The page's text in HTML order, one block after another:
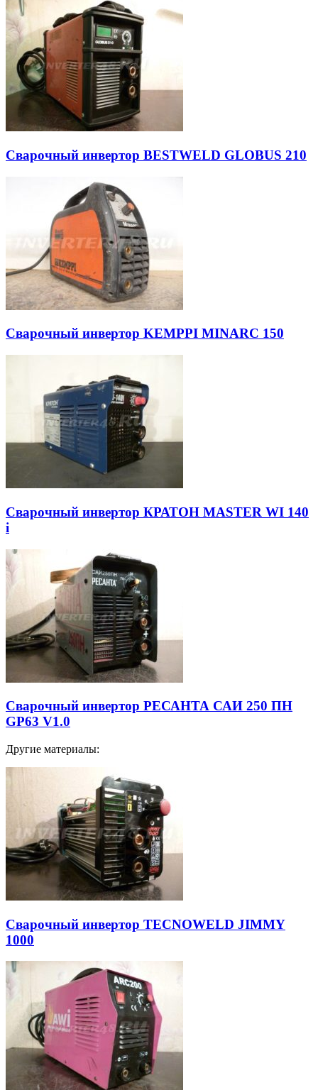
Сварочный инвертор BESTWELD GLOBUS 210
Сварочный инвертор KEMPPI MINARC 150
Сварочный инвертор КРАТОН MASTER WI 140
i
Сварочный инвертор РЕСАНТА САИ 250 ПН
GP63 V1.0
Другие материалы:
Сварочный инвертор TECNOWELD JIMMY
1000